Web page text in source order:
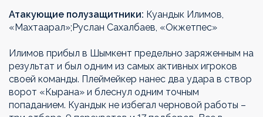
Атакующие полузащитники: Куандык Илимов,
«Махтаарал»;Руслан Сахалбаев, «Окжетпес»
Илимов прибыл в Шымкент предельно заряженным на
результат и был одним из самых активных игроков
своей команды. Плеймейкер нанес два удара в створ
ворот «Кырана» и блеснул одним точным
попаданием. Куандык не избегал черновой работы –